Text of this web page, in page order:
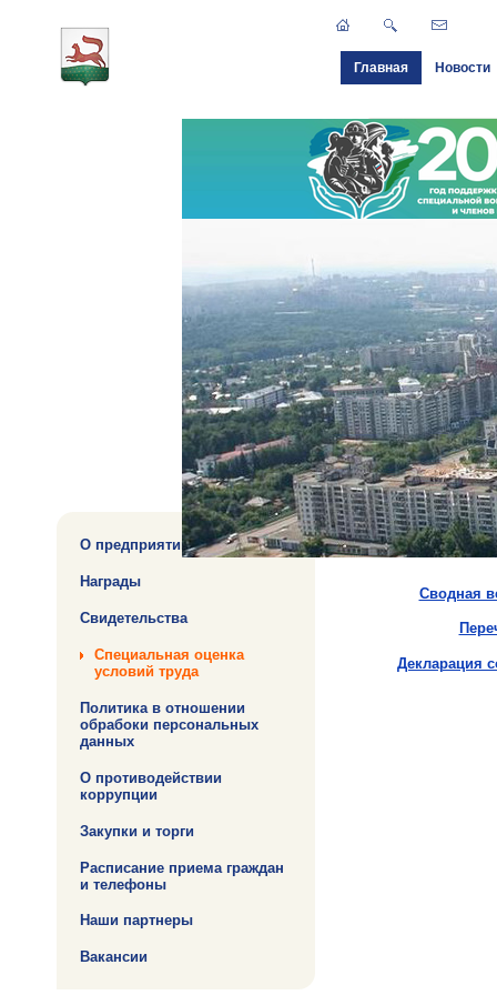
Главная Новости
О предприятии
Награды
Свидетельства
Специальная оценка
условий труда
Политика в отношении
обрабоки персональных
данных
О противодействии
коррупции
Закупки и торги
Расписание приема граждан
и телефоны
Наши партнеры
Вакансии
Охрана
Сводная
Декларация